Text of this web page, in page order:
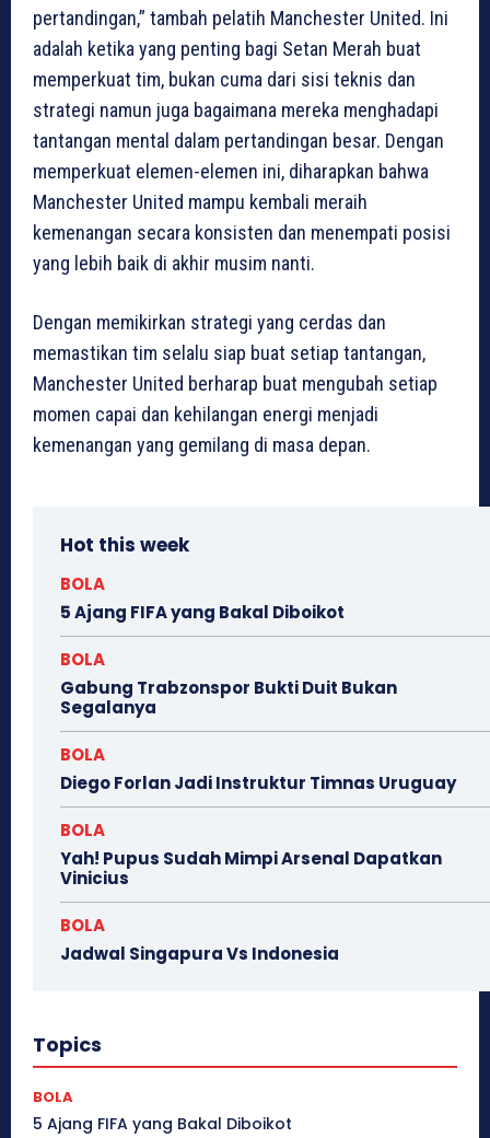
pertandingan,” tambah pelatih Manchester United. Ini
adalah ketika yang penting bagi Setan Merah buat
memperkuat tim, bukan cuma dari sisi teknis dan
strategi namun juga bagaimana mereka menghadapi
tantangan mental dalam pertandingan besar. Dengan
memperkuat elemen-elemen ini, diharapkan bahwa
Manchester United mampu kembali meraih
kemenangan secara konsisten dan menempati posisi
yang lebih baik di akhir musim nanti.
Dengan memikirkan strategi yang cerdas dan
memastikan tim selalu siap buat setiap tantangan,
Manchester United berharap buat mengubah setiap
momen capai dan kehilangan energi menjadi
kemenangan yang gemilang di masa depan.
Hot this week
BOLA
5 Ajang FIFA yang Bakal Diboikot
BOLA
Gabung Trabzonspor Bukti Duit Bukan
Segalanya
BOLA
Diego Forlan Jadi Instruktur Timnas Uruguay
BOLA
Yah! Pupus Sudah Mimpi Arsenal Dapatkan
Vinicius
BOLA
Jadwal Singapura Vs Indonesia
Topics
BOLA
5 Ajang FIFA yang Bakal Diboikot